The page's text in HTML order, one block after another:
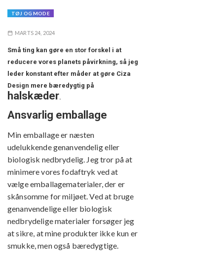
TØJ OG MODE
MARTS 24, 2024
Små ting kan gøre en stor forskel i at
reducere vores planets påvirkning, så jeg
leder konstant efter måder at gøre Ciza
Design mere bæredygtig på
halskæder.
Ansvarlig emballage
Min emballage er næsten
udelukkende genanvendelig eller
biologisk nedbrydelig. Jeg tror på at
minimere vores fodaftryk ved at
vælge emballagematerialer, der er
skånsomme for miljøet. Ved at bruge
genanvendelige eller biologisk
nedbrydelige materialer forsøger jeg
at sikre, at mine produkter ikke kun er
smukke, men også bæredygtige.